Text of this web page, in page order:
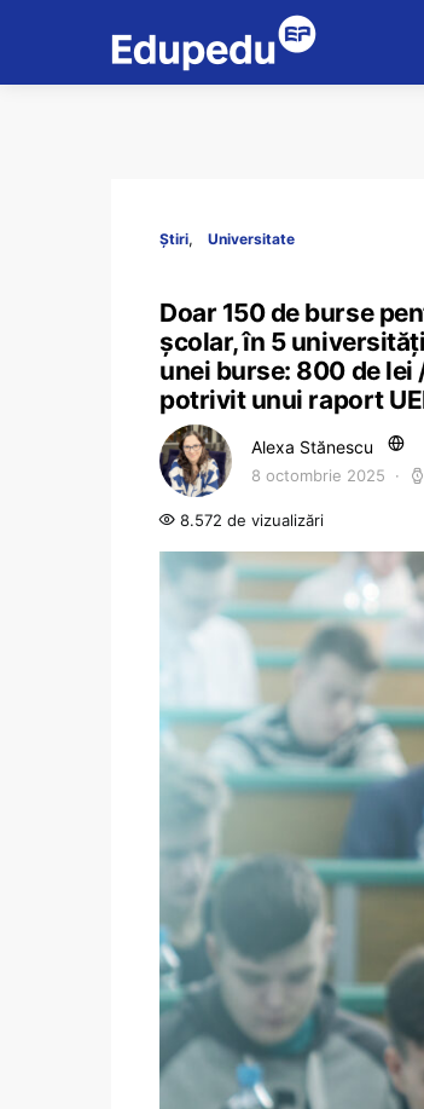
Știri Universitate
Doar 150 de burse
școlar, în 5
unei burse: 800 de lei
potrivit unui raport
Alexa Stănescu
8 octombrie 2025
8.572 de vizualizări